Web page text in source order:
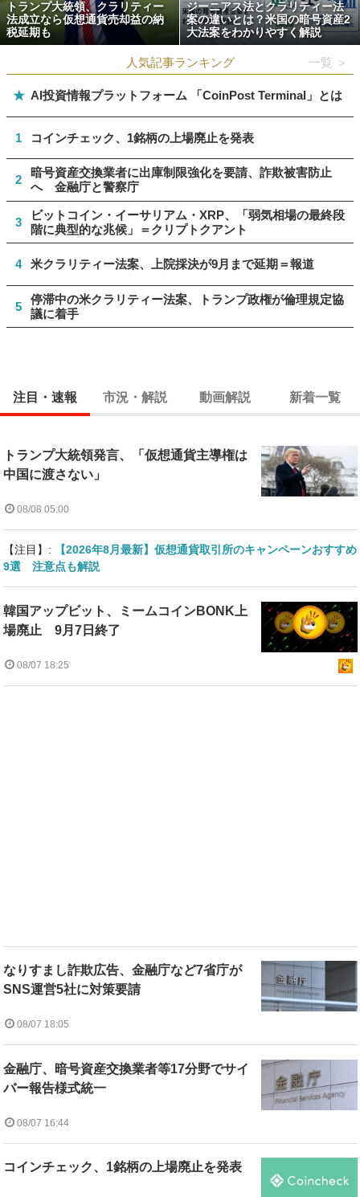
トランプ大統領、クラリティー
法成立なら仮想通貨売却益の納
税延期も
ジーニアス法とクラリティー法
案の違いとは？米国の暗号資産2
大法案をわかりやすく解説
人気記事ランキング 一覧 ＞
★ AI投資情報プラットフォーム 「CoinPost Terminal」とは
1 コインチェック、1銘柄の上場廃止を発表
2
暗号資産交換業者に出庫制限強化を要請、詐欺被害防止
へ 金融庁と警察庁
3
ビットコイン・イーサリアム・XRP、「弱気相場の最終段
階に典型的な兆候」＝クリプトクアント
4 米クラリティー法案、上院採決が9月まで延期＝報道
5
停滞中の米クラリティー法案、トランプ政権が倫理規定協
議に着手
注目・速報 市況・解説 動画解説 新着一覧
トランプ大統領発言、「仮想通貨主導権は
中国に渡さない」
08/08 05:00
【注目】:
【2026年8月最新】仮想通貨取引所のキャンペーンおすすめ
9選 注意点も解説
韓国アップビット、ミームコインBONK上
場廃止 9月7日終了
08/07 18:25
なりすまし詐欺広告、金融庁など7省庁が
SNS運営5社に対策要請
08/07 18:05
金融庁、暗号資産交換業者等17分野でサイ
バー報告様式統一
08/07 16:44
コインチェック、1銘柄の上場廃止を発表